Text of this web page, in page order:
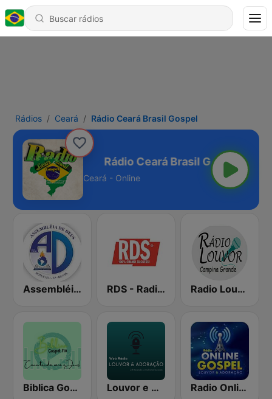
Rádios Ceará Rádio Ceará Brasil Gospel
Gospel
Ceará - Online
Assembléia de Deus RDS - Radio Dimensione Suono Radio Louvor Campina Grande
Biblica Gospel FM Louvor e Adoração Radio Online Gospel